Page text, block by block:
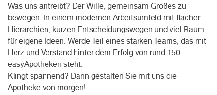
Was uns antreibt? Der Wille, gemeinsam Großes zu
bewegen. In einem modernen Arbeitsumfeld mit flachen
Hierarchien, kurzen Entscheidungswegen und viel Raum
für eigene Ideen. Werde Teil eines starken Teams, das mit
Herz und Verstand hinter dem Erfolg von rund 150
easyApotheken steht.
Klingt spannend? Dann gestalten Sie mit uns die
Apotheke von morgen!